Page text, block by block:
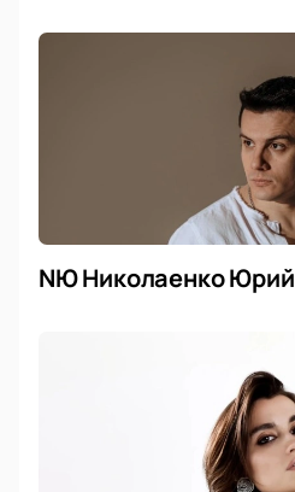
NЮ Николаенко Юрий